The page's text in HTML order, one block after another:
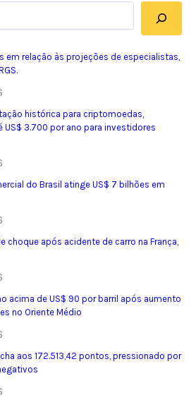
em relação às projeções de especialistas,
histórica para criptomoedas,
3.700 por ano para investidores
do Brasil atinge US$ 7 bilhões em
choque após acidente de carro na França,
acima de US$ 90 por barril após aumento
no Oriente Médio
aos 172.513,42 pontos, pressionado por